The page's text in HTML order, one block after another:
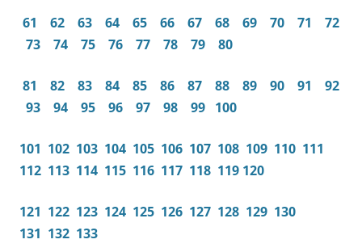
61 62 63 64 65 66 67 68 69 70 71
72
73
74 75 76 77 78 79 80
81 82 83 84 85 86 87 88 89 90 91
92
93
94 95 96 97 98 99 100
101 102 103 104 105 106 107 108 109 110 111
112 113 114 115 116 117 118 119 120
121 122 123 124 125 126 127 128 129 130
131 132 133